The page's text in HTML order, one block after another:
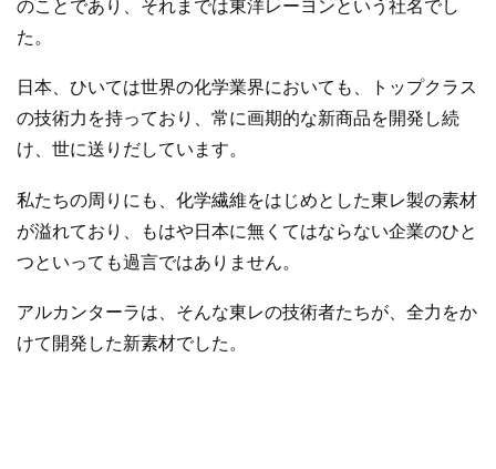
のことであり、それまでは東洋レーヨンという社名でし
た。
日本、ひいては世界の化学業界においても、トップクラス
の技術力を持っており、常に画期的な新商品を開発し続
け、世に送りだしています。
私たちの周りにも、化学繊維をはじめとした東レ製の素材
が溢れており、もはや日本に無くてはならない企業のひと
つといっても過言ではありません。
アルカンターラは、そんな東レの技術者たちが、全力をか
けて開発した新素材でした。